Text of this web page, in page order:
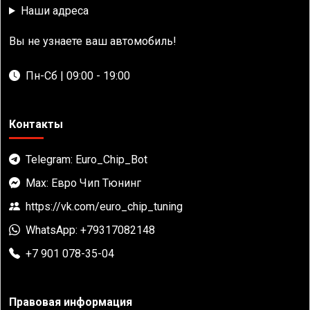
Наши адреса
Вы не узнаете ваш автомобиль!
Пн-Сб | 09:00 - 19:00
Контакты
Telegram: Euro_Chip_Bot
Max: Евро Чип Тюнинг
https://vk.com/euro_chip_tuning
WhatsApp: +79317082148
+7 901 078-35-04
Правовая информация